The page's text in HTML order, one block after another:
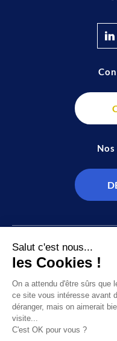
JT
ÉCONOMIE
CULTURE & LOISIRS